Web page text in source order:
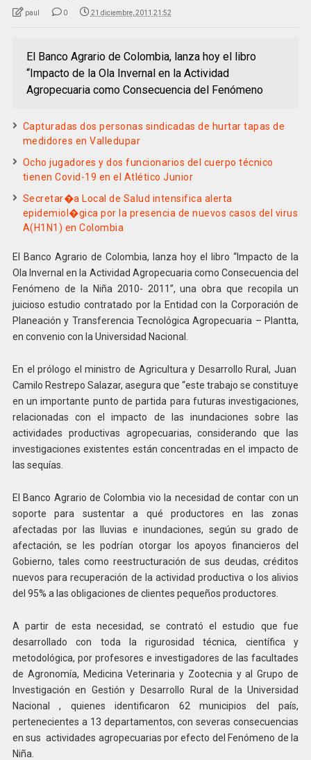
paul 0 21 diciembre, 2011 21:52
El Banco Agrario de Colombia, lanza hoy el libro
“Impacto de la Ola Invernal en la Actividad
Agropecuaria como Consecuencia del Fenómeno
Capturadas dos personas sindicadas de hurtar tapas de
medidores en Valledupar
Ocho jugadores y dos funcionarios del cuerpo técnico
tienen Covid-19 en el Atlético Junior
Secretar�a Local de Salud intensifica alerta
epidemiol�gica por la presencia de nuevos casos del virus
A(H1N1) en Colombia
El Banco Agrario de Colombia, lanza hoy el libro “Impacto de la
Ola Invernal en la Actividad Agropecuaria como Consecuencia del
Fenómeno de la Niña 2010- 2011”, una obra que recopila un
juicioso estudio contratado por la Entidad con la Corporación de
Planeación y Transferencia Tecnológica Agropecuaria – Plantta,
en convenio con la Universidad Nacional.
En el prólogo el ministro de Agricultura y Desarrollo Rural, Juan
Camilo Restrepo Salazar, asegura que “este trabajo se constituye
en un importante punto de partida para futuras investigaciones,
relacionadas con el impacto de las inundaciones sobre las
actividades productivas agropecuarias, considerando que las
investigaciones existentes están concentradas en el impacto de
las sequías.
El Banco Agrario de Colombia vio la necesidad de contar con un
soporte para sustentar a qué productores en las zonas
afectadas por las lluvias e inundaciones, según su grado de
afectación, se les podrían otorgar los apoyos financieros del
Gobierno, tales como reestructuración de sus deudas, créditos
nuevos para recuperación de la actividad productiva o los alivios
del 95% a las obligaciones de clientes pequeños productores.
A partir de esta necesidad, se contrató el estudio que fue
desarrollado con toda la rigurosidad técnica, científica y
metodológica, por profesores e investigadores de las facultades
de Agronomía, Medicina Veterinaria y Zootecnia y al Grupo de
Investigación en Gestión y Desarrollo Rural de la Universidad
Nacional , quienes identificaron 62 municipios del país,
pertenecientes a 13 departamentos, con severas consecuencias
en sus actividades agropecuarias por efecto del Fenómeno de la
Niña.